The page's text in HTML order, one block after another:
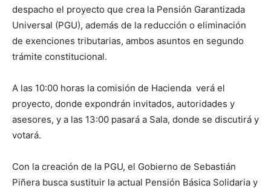
despacho el proyecto que crea la Pensión Garantizada
Universal (PGU), además de la reducción o eliminación
de exenciones tributarias, ambos asuntos en segundo
trámite constitucional.
A las 10:00 horas la comisión de Hacienda verá el
proyecto, donde expondrán invitados, autoridades y
asesores, y a las 13:00 pasará a Sala, donde se discutirá y
votará.
Con la creación de la PGU, el Gobierno de Sebastián
Piñera busca sustituir la actual Pensión Básica Solidaria y